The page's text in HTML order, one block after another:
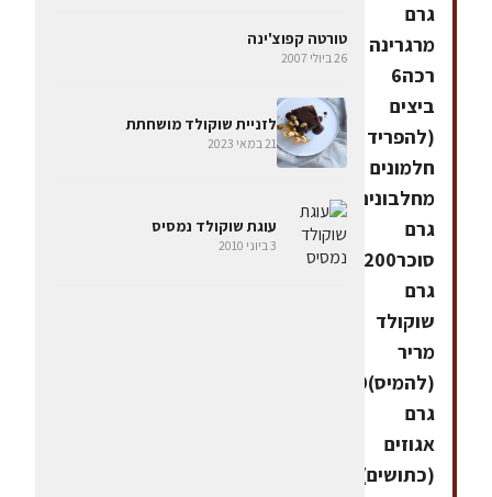
גרם
מרגרינה
רכה6
ביצים
(להפריד
חלמונים
מחלבונים)150
גרם
סוכר200
גרם
שוקולד
מריר
(להמיס)100
גרם
אגוזים
(כתושים)אופן
טורטה קפוצ'ינה
26 ביולי 2007
לזניית שוקולד מושחתת
21 במאי 2023
עוגת שוקולד נמסיס
3 ביוני 2010